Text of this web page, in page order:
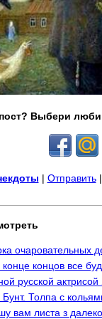
Выбери
| Отправить
очаровательных
конце концов все
русской
Толпа с
вам листа з